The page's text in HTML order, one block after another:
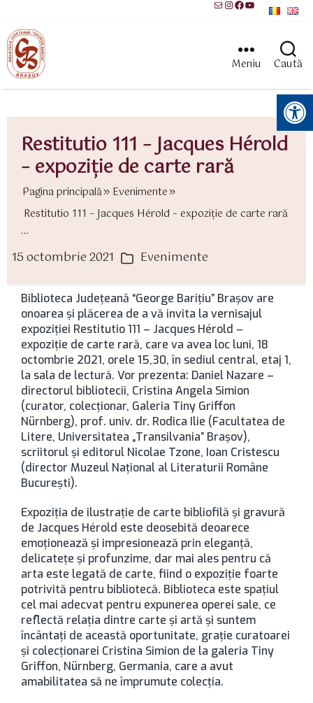
MailInstagram
Facebook
YouTube
Meniu Caută
Instrumente pentru accesibilitate
Restitutio 111 – Jacques Hérold
– expoziţie de carte rară
Pagina principală
Evenimente
Restitutio 111 – Jacques Hérold – expoziţie de carte rară
...
15 octombrie 2021 Categorii
Evenimente
Biblioteca Județeană “George Barițiu” Brașov are
onoarea și plăcerea de a vă invita la vernisajul
expoziţiei Restitutio 111 – Jacques Hérold –
expoziție de carte rară, care va avea loc luni, 18
octombrie 2021, orele 15,30, în sediul central, etaj 1,
la sala de lectură. Vor prezenta: Daniel Nazare –
directorul bibliotecii, Cristina Angela Simion
(curator, colecționar, Galeria Tiny Griffon
Nürnberg), prof. univ. dr. Rodica Ilie (Facultatea de
Litere, Universitatea „Transilvania” Brașov),
scriitorul și editorul Nicolae Tzone, Ioan Cristescu
(director Muzeul Național al Literaturii Române
București).
Expoziţia de ilustraţie de carte bibliofilă şi gravură
de Jacques Hérold este deosebită deoarece
emoţionează şi impresionează prin eleganţă,
delicateţe şi profunzime, dar mai ales pentru că
arta este legată de carte, fiind o expoziţie foarte
potrivită pentru bibliotecă. Biblioteca este spațiul
cel mai adecvat pentru expunerea operei sale, ce
reflectă relaţia dintre carte şi artă şi suntem
încântaţi de această oportunitate, graţie curatoarei
și colecționarei Cristina Simion de la galeria Tiny
Griffon, Nürnberg, Germania, care a avut
amabilitatea să ne împrumute colecţia.